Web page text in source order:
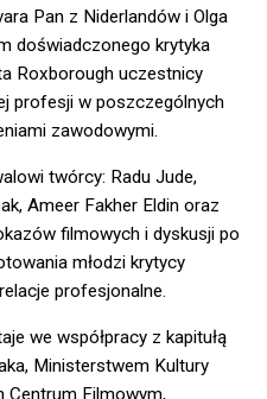
Pan z Niderlandów i Olga
doświadczonego krytyka
Roxborough uczestnicy
profesji w poszczególnych
zawodowymi.
twórcy: Radu Jude,
Ameer Fakher Eldin oraz
filmowych i dyskusji po
młodzi krytycy
profesjonalne.
we współpracy z kapitułą
Ministerstwem Kultury
Centrum Filmowym,